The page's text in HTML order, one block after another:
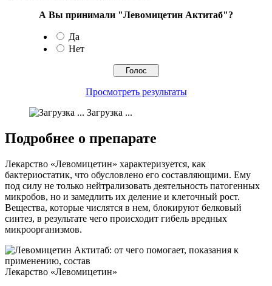
А Вы принимали "Левомицетин Актитаб"?
Да
Нет
Просмотреть результаты
Загрузка ...
Подробнее о препарате
Лекарство «Левомицетин» характеризуется, как
бактериостатик, что обусловлено его составляющими. Ему
под силу не только нейтрализовать деятельность патогенных
микробов, но и замедлить их деление и клеточный рост.
Вещества, которые числятся в нем, блокируют белковый
синтез, в результате чего происходит гибель вредных
микроорганизмов.
Лекарство «Левомицетин»